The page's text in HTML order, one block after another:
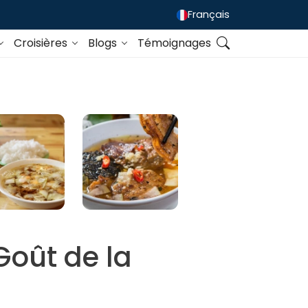
Français
Croisières Blogs Témoignages
de la